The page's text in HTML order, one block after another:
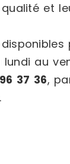
et
au
37 36,